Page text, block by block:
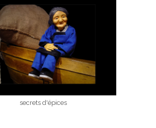
secrets d'épices